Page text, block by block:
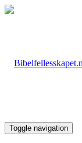
Toggle navigation